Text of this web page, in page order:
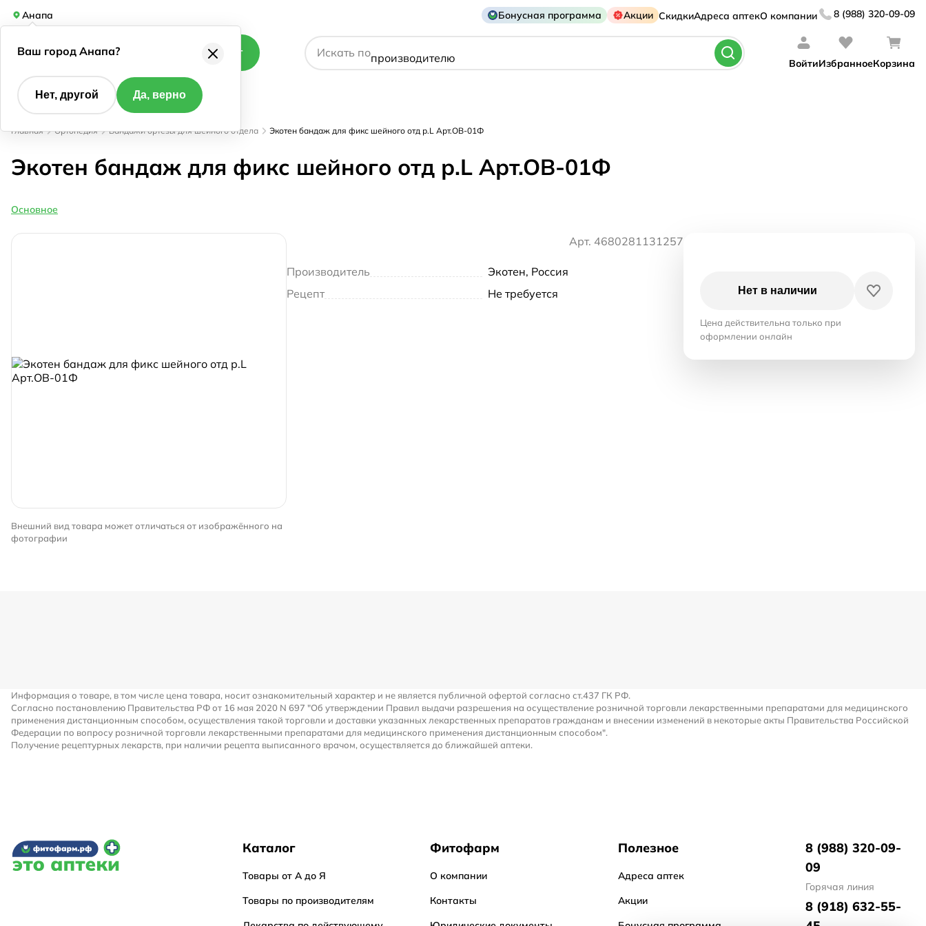
Анапа Бонусная программа Акции СкидкиАдреса аптекО компании 8 (988) 320-09-09
Каталог Искать по
действующему веществу
производителю
ВойтиИзбранноеКорзина
Главная Ортопедия Бандажи ортезы для шейного отдела Экотен бандаж для фикс шейного отд р.L Арт.ОВ-01Ф
Экотен бандаж для фикс шейного отд р.L Арт.ОВ-01Ф
Основное
Внешний вид товара может отличаться от изображённого на
фотографии
Арт. 4680281131257
Производитель
Экотен, Россия
Рецепт
Не требуется Нет в наличии
Цена действительна только при
оформлении онлайн
Информация о товаре, в том числе цена товара, носит ознакомительный характер и не является публичной офертой согласно ст.437 ГК РФ.
Согласно постановлению Правительства РФ от 16 мая 2020 N 697 "Об утверждении Правил выдачи разрешения на осуществление розничной торговли лекарственными препаратами для медицинского
применения дистанционным способом, осуществления такой торговли и доставки указанных лекарственных препаратов гражданам и внесении изменений в некоторые акты Правительства Российской
Федерации по вопросу розничной торговли лекарственными препаратами для медицинского применения дистанционным способом".
Получение рецептурных лекарств, при наличии рецепта выписанного врачом, осуществляется до ближайшей аптеки.
Каталог
Товары от А до Я
Товары по производителям
Фитофарм
О компании
Контакты
Полезное
Адреса аптек
Акции
8 (988) 320-09-
09
Горячая линия
8 (918) 632-55-
Ваш город Анапа?
Нет, другой Да, верно